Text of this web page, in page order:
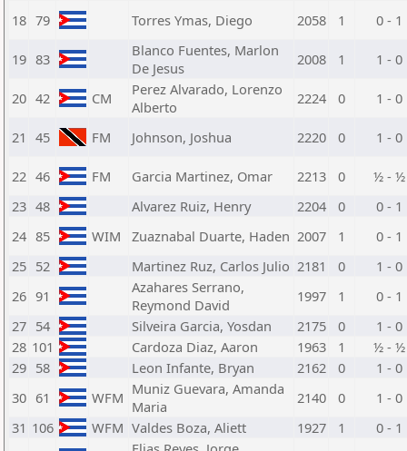
18 79 Torres Ymas, Diego 2058 1 0 - 1
19 83
Blanco Fuentes, Marlon
De Jesus
2008 1 1 - 0
20 42 CM
Perez Alvarado, Lorenzo
Alberto
2224 0 1 - 0
21 45 FM Johnson, Joshua 2220 0 1 - 0
22 46 FM Garcia Martinez, Omar 2213 0
½ - ½
23 48 Alvarez Ruiz, Henry 2204 0
0 - 1
24 85 WIM Zuaznabal Duarte, Haden 2007 1
0 - 1
25 52 Martinez Ruz, Carlos Julio 2181 0
1 - 0
26 91
Azahares Serrano,
Reymond David
1997 1
0 - 1
27 54 Silveira Garcia, Yosdan 2175 0
1 - 0
28 101 Cardoza Diaz, Aaron 1963 1
½ - ½
29 58 Leon Infante, Bryan 2162 0
1 - 0
30 61 WFM Muniz Guevara, Amanda
Maria
2140 0
1 - 0
31 106 WFM Valdes Boza, Aliett 1927 1
0 - 1